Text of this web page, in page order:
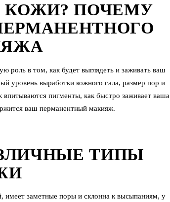
КОЖИ? ПОЧЕМУ
роль в том, как будет выглядеть и заживать ваш
уровень выработки кожного сала, размер пор и
впитываются пигменты, как быстро заживает ваша
ваш перманентный макияж.
ТИПЫ
имеет заметные поры и склонна к высыпаниям, у